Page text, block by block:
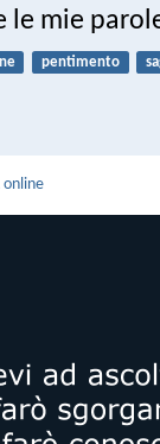
le mie
pentimento
online